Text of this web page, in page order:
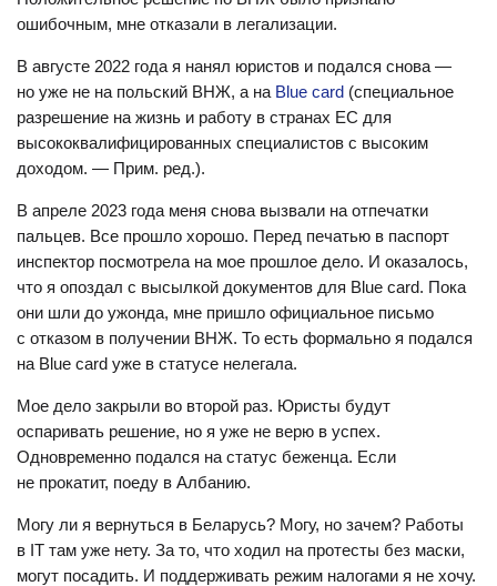
ошибочным, мне отказали в легализации.
В августе 2022 года я нанял юристов и подался снова —
но уже не на польский ВНЖ, а на Blue card (специальное
разрешение на жизнь и работу в странах ЕС для
высококвалифицированных специалистов с высоким
доходом. — Прим. ред.).
В апреле 2023 года меня снова вызвали на отпечатки
пальцев. Все прошло хорошо. Перед печатью в паспорт
инспектор посмотрела на мое прошлое дело. И оказалось,
что я опоздал с высылкой документов для Blue card. Пока
они шли до ужонда, мне пришло официальное письмо
с отказом в получении ВНЖ. То есть формально я подался
на Blue card уже в статусе нелегала.
Мое дело закрыли во второй раз. Юристы будут
оспаривать решение, но я уже не верю в успех.
Одновременно подался на статус беженца. Если
не прокатит, поеду в Албанию.
Могу ли я вернуться в Беларусь? Могу, но зачем? Работы
в IT там уже нету. За то, что ходил на протесты без маски,
могут посадить. И поддерживать режим налогами я не хочу.